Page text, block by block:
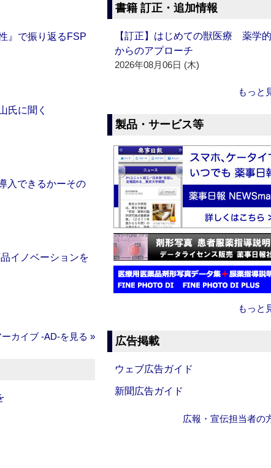
』で振り返るFSP
氏に聞く
入できるかーその
イノベーションを
カイブ ‐AD‐を見る »
書籍 訂正・追加情報
【訂正】はじめての獣医療 薬学
からのアプローチ
2026年08月06日 (木)
もっと
製品・サービス等
もっと
広告掲載
ウェブ広告ガイド
新聞広告ガイド
広報・宣伝担当者の